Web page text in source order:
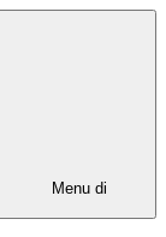
Menu di